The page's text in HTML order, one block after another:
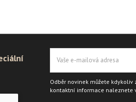
Odběr novinek můžete kdykoliv
kontaktní informace naleznete